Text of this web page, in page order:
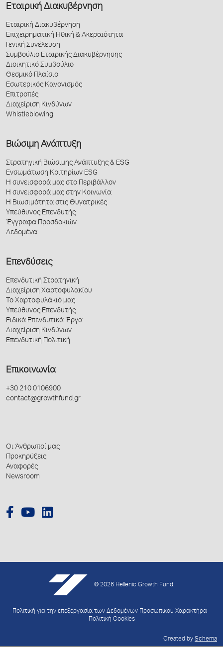
Εταιρική Διακυβέρνηση
Εταιρική Διακυβέρνηση
Επιχειρηματική Ηθική & Ακεραιότητα
Γενική Συνέλευση
Συμβούλιο Εταιρικής Διακυβέρνησης
Διοικητικό Συμβούλιο
Θεσμικό Πλαίσιο
Εσωτερικός Κανονισμός
Επιτροπές
Διαχείριση Κινδύνων
Whistleblowing
Βιώσιμη Ανάπτυξη
Στρατηγική Βιώσιμης Ανάπτυξης & ESG
Ενσωμάτωση Κριτηρίων ESG
Η συνεισφορά μας στο Περιβάλλον
Η συνεισφορά μας στην Κοινωνία
Η Βιωσιμότητα στις Θυγατρικές
Υπεύθυνος Επενδυτής
Έγγραφα Προσδοκιών
Δεδομένα
Επενδύσεις
Επενδυτική Στρατηγική
Διαχείριση Χαρτοφυλακίου
Το Χαρτοφυλάκιό μας
Υπεύθυνος Επενδυτής
Ειδικά Επενδυτικά Έργα
Διαχείριση Κινδύνων
Επενδυτική Πολιτική
Επικοινωνία
+30 210 0106900
contact@growthfund.gr
Οι Άνθρωποί μας
Προκηρύξεις
Αναφορές
Newsroom
© 2026 Hellenic Growth Fund.
Πολιτική για την επεξεργασία των Δεδομένων Προσωπικού Χαρακτήρα
Πολιτική Cookies
Created by Schema